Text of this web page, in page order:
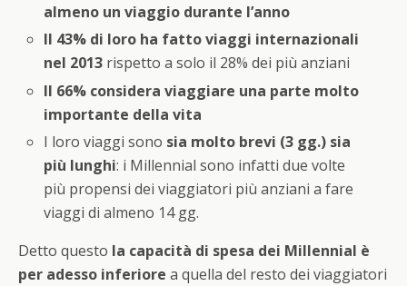
almeno un viaggio durante l’anno
Il 43% di loro ha fatto viaggi internazionali
nel 2013 rispetto a solo il 28% dei più anziani
Il 66% considera viaggiare una parte molto
importante della vita
I loro viaggi sono sia molto brevi (3 gg.) sia
più lunghi: i Millennial sono infatti due volte
più propensi dei viaggiatori più anziani a fare
viaggi di almeno 14 gg.
Detto questo la capacità di spesa dei Millennial è
per adesso inferiore a quella del resto dei viaggiatori